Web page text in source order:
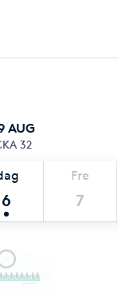
AUG
32
6
Fre
7